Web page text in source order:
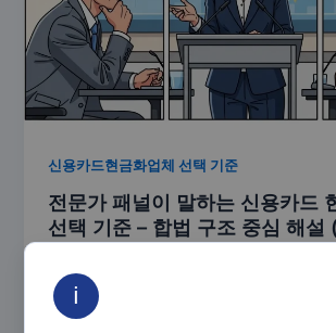
신용카드현금화업체 선택 기준
전문가 패널이 말하는 신용카드
선택 기준 – 합법 구조 중심 해설
애플카드24
갑작스러운 지출이 생기면 많은 사람들
ℹ️